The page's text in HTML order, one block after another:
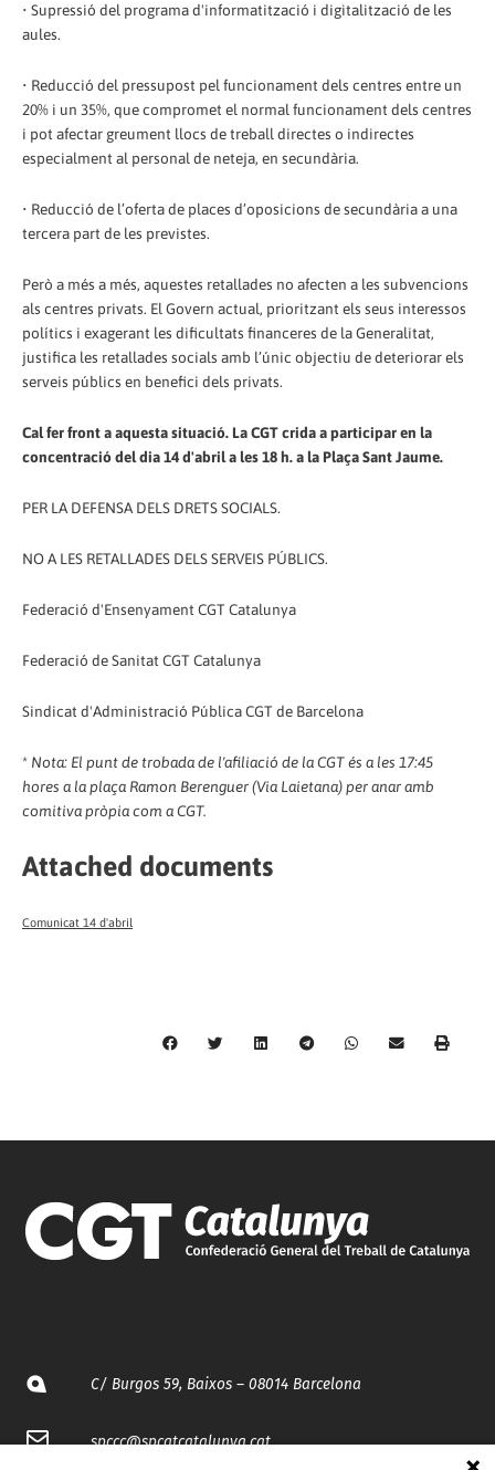
• Supressió del programa d'informatització i digitalització de les
aules.
• Reducció del pressupost pel funcionament dels centres entre un
20% i un 35%, que compromet el normal funcionament dels centres
i pot afectar greument llocs de treball directes o indirectes
especialment al personal de neteja, en secundària.
• Reducció de l’oferta de places d’oposicions de secundària a una
tercera part de les previstes.
Però a més a més, aquestes retallades no afecten a les subvencions
als centres privats. El Govern actual, prioritzant els seus interessos
polítics i exagerant les dificultats financeres de la Generalitat,
justifica les retallades socials amb l’únic objectiu de deteriorar els
serveis públics en benefici dels privats.
Cal fer front a aquesta situació. La CGT crida a participar en la
concentració del dia 14 d'abril a les 18 h. a la Plaça Sant Jaume.
PER LA DEFENSA DELS DRETS SOCIALS.
NO A LES RETALLADES DELS SERVEIS PÚBLICS.
Federació d'Ensenyament CGT Catalunya
Federació de Sanitat CGT Catalunya
Sindicat d'Administració Pública CGT de Barcelona
* Nota: El punt de trobada de l'afiliació de la CGT és a les 17:45
hores a la plaça Ramon Berenguer (Via Laietana) per anar amb
comitiva pròpia com a CGT.
Attached documents
Comunicat 14 d'abril
C/ Burgos 59, Baixos – 08014 Barcelona
spccc@spcgtcatalunya.cat